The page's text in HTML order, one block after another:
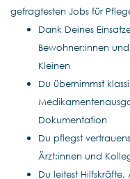
gefragtesten Jobs für
Dank Deines
Bewohner:innen
Kleinen
Du übernimmst
Dokumentation
Du pflegst
Ärzt:innen und
Du leitest